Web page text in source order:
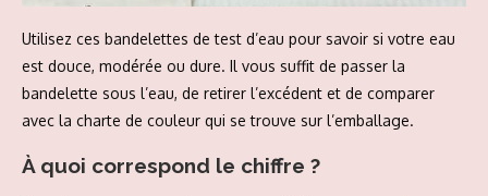
Utilisez ces bandelettes de test d’eau pour savoir si votre eau
est douce, modérée ou dure. Il vous suffit de passer la
bandelette sous l’eau, de retirer l’excédent et de comparer
avec la charte de couleur qui se trouve sur l’emballage.
À quoi correspond le chiffre ?